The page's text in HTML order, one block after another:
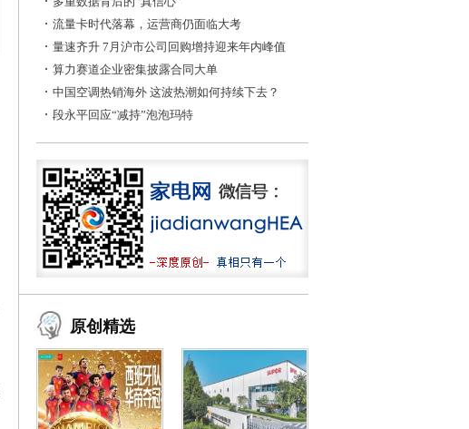
流量卡时代落幕，运营商仍面临大考
量速齐升 7月沪市公司回购增持迎来年内峰值
算力赛道企业密集披露合同大单
中国空调热销海外 这波热潮如何持续下去？
段永平回应“减持”泡泡玛特
原创精选